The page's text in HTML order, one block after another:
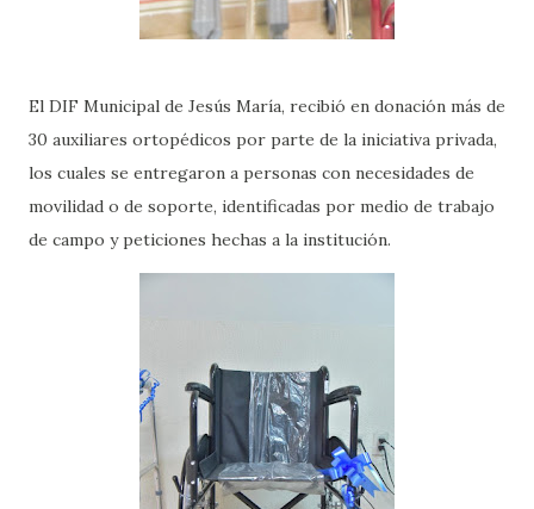
El DIF Municipal de Jesús María, recibió en donación más de
30 auxiliares ortopédicos por parte de la iniciativa privada,
los cuales se entregaron a personas con necesidades de
movilidad o de soporte, identificadas por medio de trabajo
de campo y peticiones hechas a la institución.